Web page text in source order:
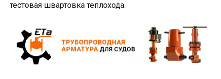
тестовая швартовка теплохода.